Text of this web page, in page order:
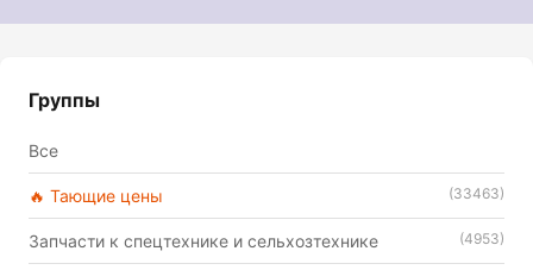
Группы
Все
🔥 Тающие цены (33463)
Запчасти к спецтехнике и сельхозтехнике (4953)